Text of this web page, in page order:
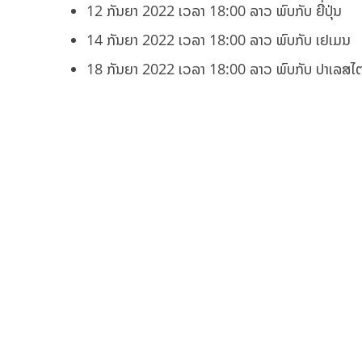
12 ກັນຍາ 2022 ເວລາ 18:00 ລາວ ພົບກັບ ຍີ່ປຸ່ນ
14 ກັນຍາ 2022 ເວລາ 18:00 ລາວ ພົບກັບ ເຢເມນ
18 ກັນຍາ 2022 ເວລາ 18:00 ລາວ ພົບກັບ ປາເລສໄ